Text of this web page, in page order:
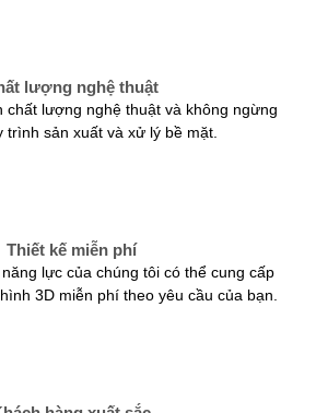
lượng nghệ thuật
chất lượng nghệ thuật và không ngừng
trình sản xuất và xử lý bề mặt.
Thiết kế miễn phí
lực của chúng tôi có thể cung cấp
3D miễn phí theo yêu cầu của bạn.